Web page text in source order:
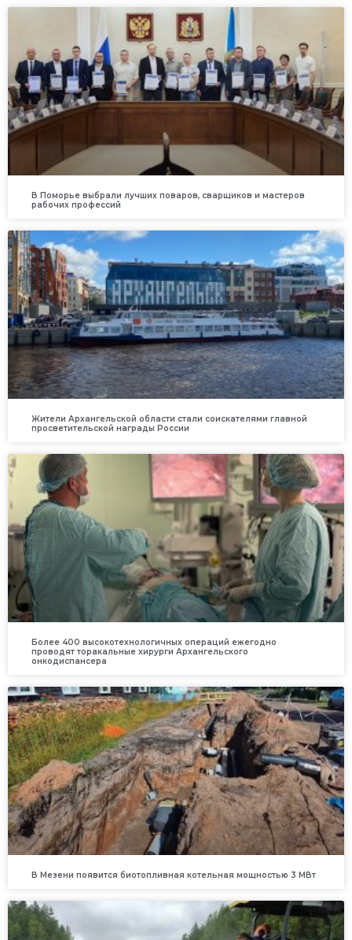
В Поморье выбрали лучших поваров, сварщиков и мастеров
рабочих профессий
Жители Архангельской области стали соискателями главной
просветительской награды России
Более 400 высокотехнологичных операций ежегодно
проводят торакальные хирурги Архангельского
онкодиспансера
В Мезени появится биотопливная котельная мощностью 3 МВт